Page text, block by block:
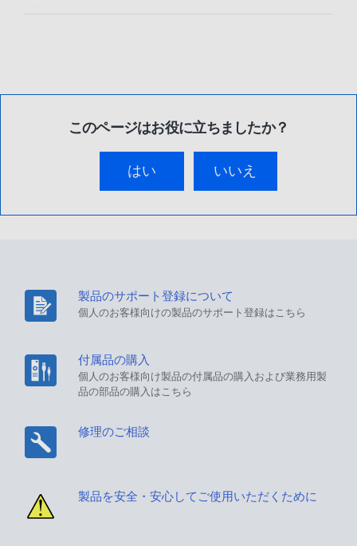
このページはお役に立ちましたか？
はい いいえ
製品のサポート登録について
個人のお客様向けの製品のサポート登録はこちら
付属品の購入
個人のお客様向け製品の付属品の購入および業務用製
品の部品の購入はこちら
修理のご相談
製品を安全・安心してご使用いただくために